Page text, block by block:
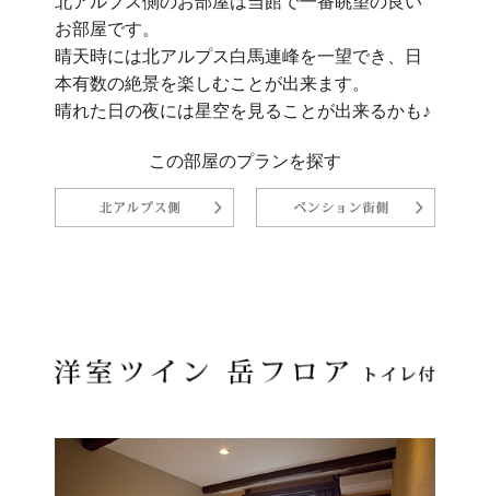
お部屋です。
晴天時には北アルプス白馬連峰を一望でき、日
本有数の絶景を楽しむことが出来ます。
晴れた日の夜には星空を見ることが出来るかも♪
この部屋のプランを探す